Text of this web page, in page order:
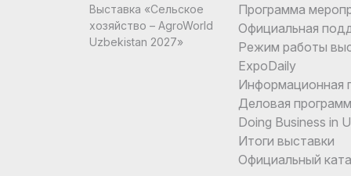
Выставка «Сельское
хозяйство – AgroWorld
Uzbekistan 2027»
Программа
Официальная
Режим работы
ExpoDaily
Информационная
Деловая
Doing Business in
Итоги выставки
Официальный